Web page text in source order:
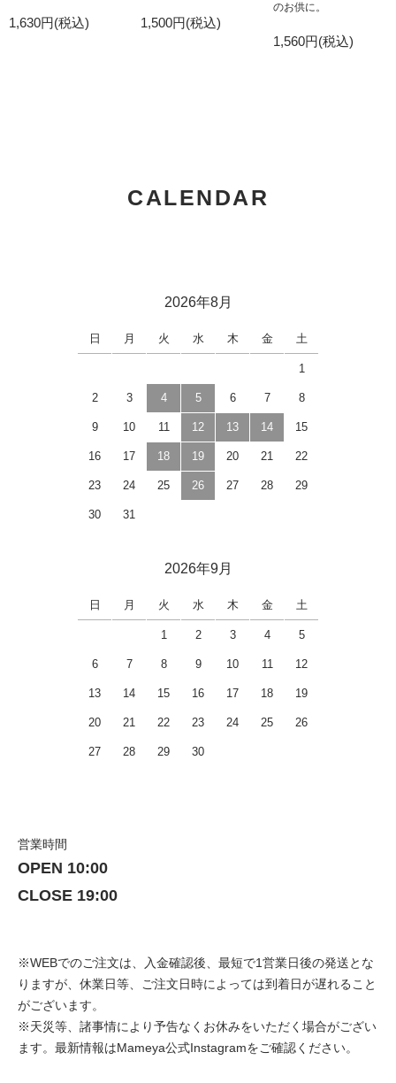
1,630円(税込) 1,500円(税込)
のお供に。
1,560円(税込)
CALENDAR
2026年8月
日 月 火 水 木 金 土
1
2 3 4 5 6 7 8
9 10 11 12 13 14 15
16 17 18 19 20 21 22
23 24 25 26 27 28 29
30 31
2026年9月
日 月 火 水 木 金 土
1 2 3 4 5
6 7 8 9 10 11 12
13 14 15 16 17 18 19
20 21 22 23 24 25 26
27 28 29 30
営業時間
OPEN 10:00
CLOSE 19:00
※WEBでのご注文は、入金確認後、最短で1営業日後の発送とな
りますが、休業日等、ご注文日時によっては到着日が遅れること
がございます。
※天災等、諸事情により予告なくお休みをいただく場合がござい
ます。最新情報はMameya公式Instagramをご確認ください。